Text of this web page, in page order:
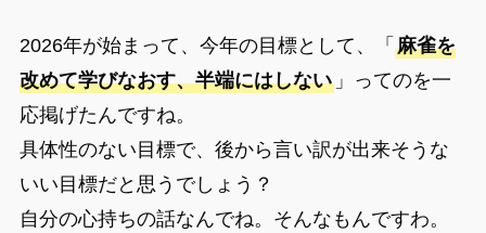
2026年が始まって、今年の目標として、「 麻雀を
改めて学びなおす、半端にはしない」ってのを一
応掲げたんですね。
具体性のない目標で、後から言い訳が出来そうな
いい目標だと思うでしょう？
自分の心持ちの話なんでね。そんなもんですわ。